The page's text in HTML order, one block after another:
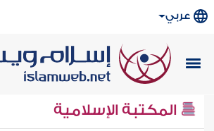
عربي
المكتبة الإسلامية